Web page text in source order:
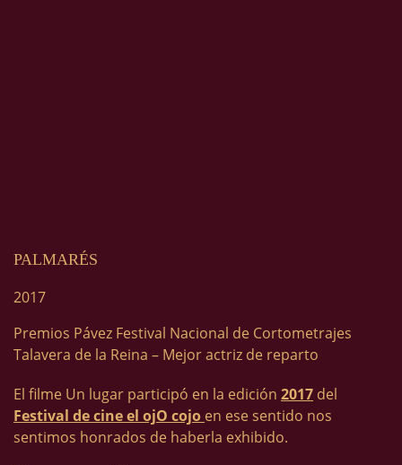
PALMARÉS
2017
Premios Pávez Festival Nacional de Cortometrajes
Talavera de la Reina – Mejor actriz de reparto
El filme Un lugar participó en la edición 2017 del
Festival de cine el ojO cojo en ese sentido nos
sentimos honrados de haberla exhibido.